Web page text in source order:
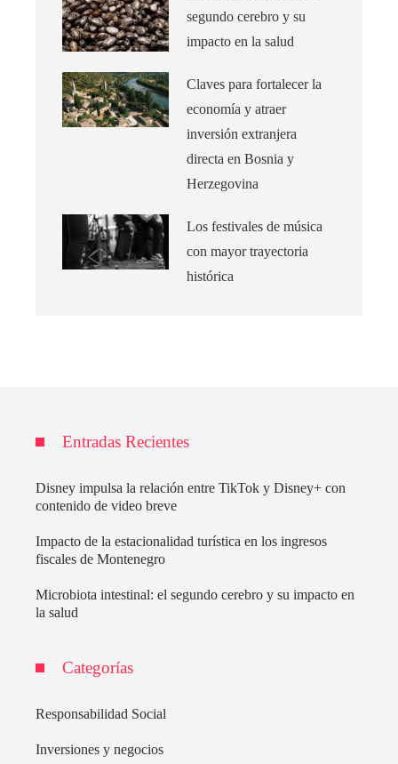
segundo cerebro y su
impacto en la salud
Claves para fortalecer la
economía y atraer
inversión extranjera
directa en Bosnia y
Herzegovina
Los festivales de música
con mayor trayectoria
histórica
Entradas Recientes
Disney impulsa la relación entre TikTok y Disney+ con
contenido de video breve
Impacto de la estacionalidad turística en los ingresos
fiscales de Montenegro
Microbiota intestinal: el segundo cerebro y su impacto en
la salud
Categorías
Responsabilidad Social
Inversiones y negocios